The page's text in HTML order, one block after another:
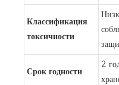
Классификация
токсичности
Срок годности
2